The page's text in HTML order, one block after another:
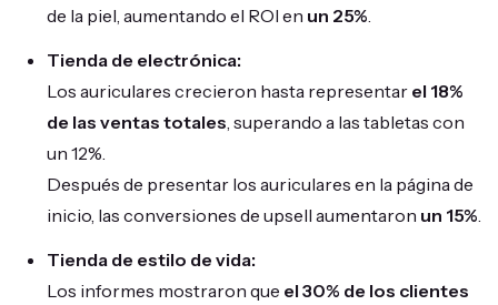
de la piel, aumentando el ROI en un 25%.
Tienda de electrónica:
Los auriculares crecieron hasta representar el 18%
de las ventas totales, superando a las tabletas con
un 12%.
Después de presentar los auriculares en la página de
inicio, las conversiones de upsell aumentaron un 15%.
Tienda de estilo de vida:
Los informes mostraron que el 30% de los clientes